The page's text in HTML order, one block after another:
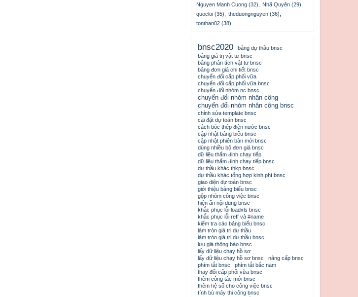
Nguyen Manh Cuong (32)
Nhã Quyên (29)
quocloi (35)
theduongnguyen (36)
tonthan02 (38)
bnsc2020
bảng dự thầu bnsc
bảng giá trị vật tư bnsc
bảng phân tích vật tư bnsc
bảng đơn giá chi tiết bnsc
chuyển đổi cấp phối vữa
chuyển đổi cấp phối vữa bnsc
chuyển đổi nhóm nc bnsc
chuyển đổi nhóm nhân công
chuyển đổi nhóm nhân công bnsc
chỉnh sửa template bnsc
cài đặt dự toán bnsc
cách bóc thép điện nước bnsc
cập nhật bảng biểu bnsc
cập nhật phiên bản mới bnsc
dùng nhiều bộ đơn giá bnsc
dữ liệu thẩm định chạy tiếp
dữ liệu thẩm định chạy tiếp bnsc
dự thầu khác thkp bnsc
dự thầu khác tổng hợp kinh phí bnsc
giao diện dự toán bnsc
giới thiệu bảng biểu bnsc
gộp nhóm công việc bnsc
hiện ẩn nội dung bnsc
khắc phục lỗi loadxls bnsc
khắc phục lỗi reff và #name
kiểm tra các bảng biểu bnsc
làm tròn giá trị dự thầu
làm tròn giá trị dự thầu bnsc
lưu giá thông báo bnsc
lấy dữ liệu chạy hồ sơ
lấy dữ liệu chạy hồ sơ bnsc
nâng cấp bnsc
phím tắt bnsc
phím tắt bắc nam
thay đổi cấp phối vữa bnsc
thêm công tác mới bnsc
thêm hệ số cho công việc bnsc
tính bù máy thi công bnsc